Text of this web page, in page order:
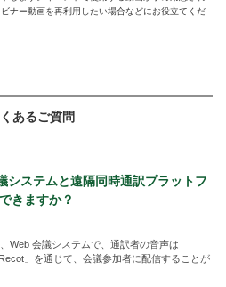
ナー動画を再利用したい場合などにお役立てくだ
あるご質問
システムと遠隔同時通訳プラットフ
きますか？
Web 会議システムで、通訳者の音声は
」を通じて、会議参加者に配信することが